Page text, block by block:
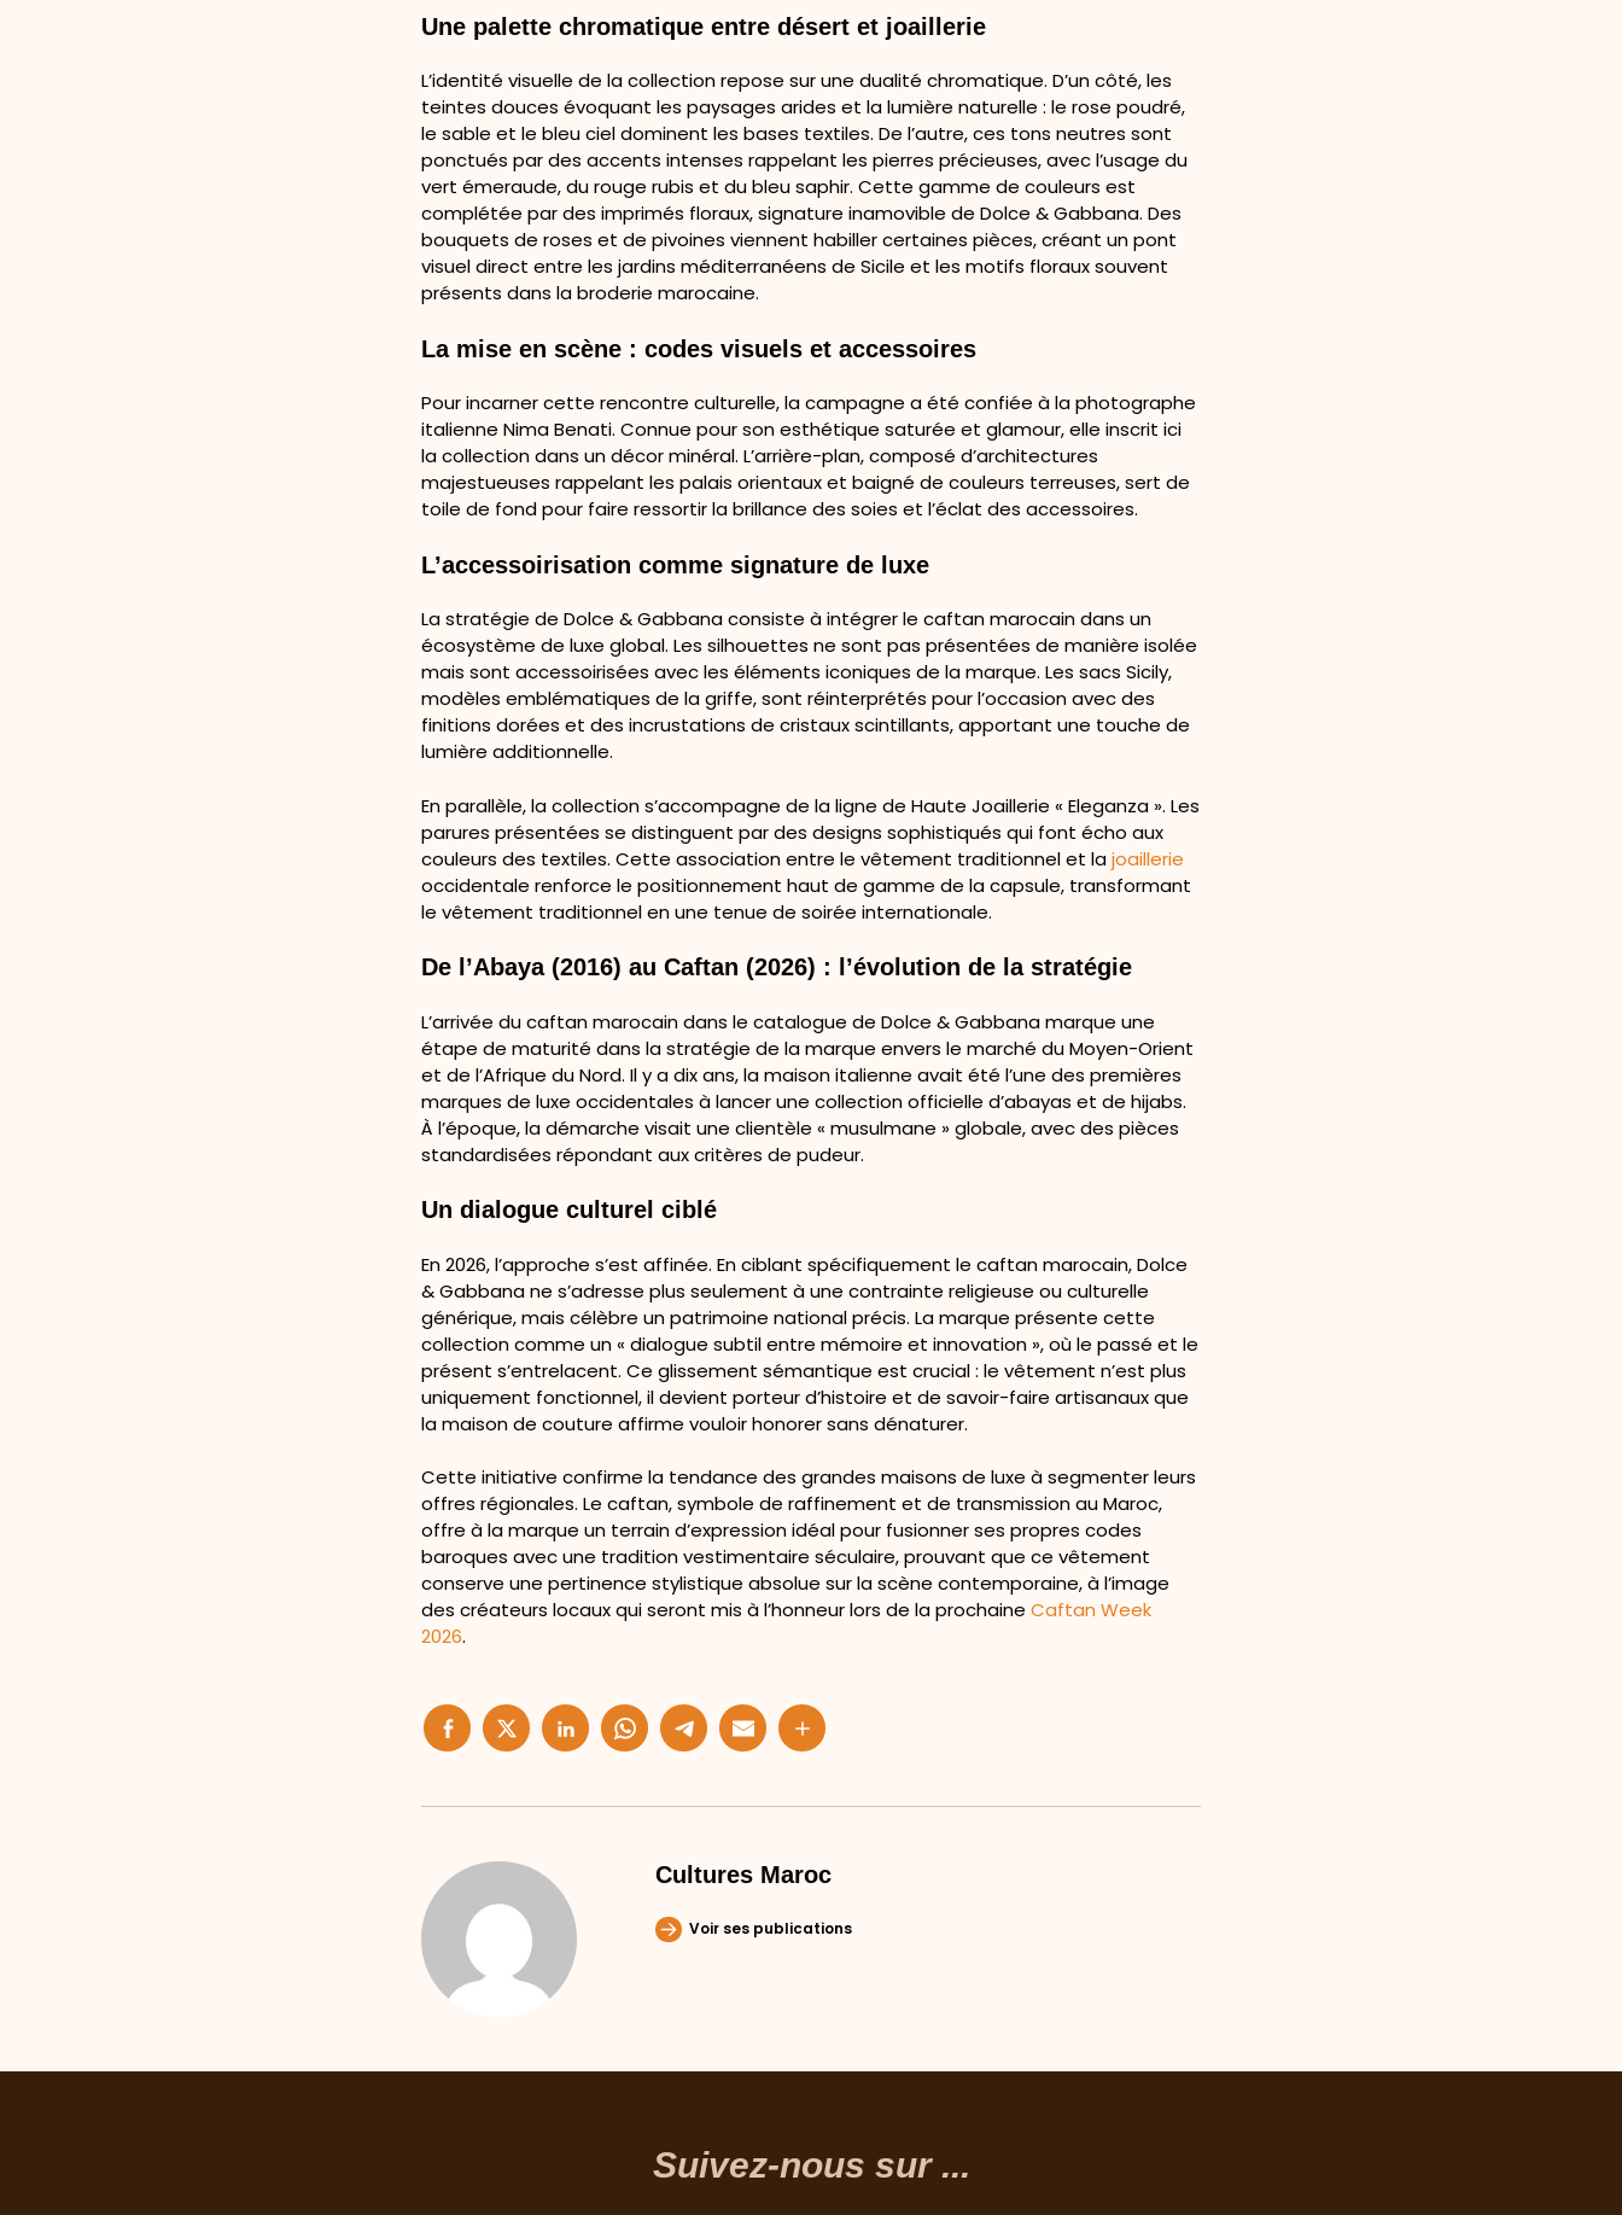
Une palette chromatique entre désert et joaillerie
L’identité visuelle de la collection repose sur une dualité chromatique. D’un côté, les
teintes douces évoquant les paysages arides et la lumière naturelle : le rose poudré,
le sable et le bleu ciel dominent les bases textiles. De l’autre, ces tons neutres sont
ponctués par des accents intenses rappelant les pierres précieuses, avec l’usage du
vert émeraude, du rouge rubis et du bleu saphir. Cette gamme de couleurs est
complétée par des imprimés floraux, signature inamovible de Dolce & Gabbana. Des
bouquets de roses et de pivoines viennent habiller certaines pièces, créant un pont
visuel direct entre les jardins méditerranéens de Sicile et les motifs floraux souvent
présents dans la broderie marocaine.
La mise en scène : codes visuels et accessoires
Pour incarner cette rencontre culturelle, la campagne a été confiée à la photographe
italienne Nima Benati. Connue pour son esthétique saturée et glamour, elle inscrit ici
la collection dans un décor minéral. L’arrière-plan, composé d’architectures
majestueuses rappelant les palais orientaux et baigné de couleurs terreuses, sert de
toile de fond pour faire ressortir la brillance des soies et l’éclat des accessoires.
L’accessoirisation comme signature de luxe
La stratégie de Dolce & Gabbana consiste à intégrer le caftan marocain dans un
écosystème de luxe global. Les silhouettes ne sont pas présentées de manière isolée
mais sont accessoirisées avec les éléments iconiques de la marque. Les sacs Sicily,
modèles emblématiques de la griffe, sont réinterprétés pour l’occasion avec des
finitions dorées et des incrustations de cristaux scintillants, apportant une touche de
lumière additionnelle.
En parallèle, la collection s’accompagne de la ligne de Haute Joaillerie « Eleganza ». Les
parures présentées se distinguent par des designs sophistiqués qui font écho aux
couleurs des textiles. Cette association entre le vêtement traditionnel et lajoaillerie
occidentale renforce le positionnement haut de gamme de la capsule, transformant
le vêtement traditionnel en une tenue de soirée internationale.
De l’Abaya (2016) au Caftan (2026) : l’évolution de la stratégie
L’arrivée du caftan marocain dans le catalogue de Dolce & Gabbana marque une
étape de maturité dans la stratégie de la marque envers le marché du Moyen-Orient
et de l’Afrique du Nord. Il y a dix ans, la maison italienne avait été l’une des premières
marques de luxe occidentales à lancer une collection officielle d’abayas et de hijabs.
À l’époque, la démarche visait une clientèle « musulmane » globale, avec des pièces
standardisées répondant aux critères de pudeur.
Un dialogue culturel ciblé
En 2026, l’approche s’est affinée. En ciblant spécifiquement le caftan marocain, Dolce
& Gabbana ne s’adresse plus seulement à une contrainte religieuse ou culturelle
générique, mais célèbre un patrimoine national précis. La marque présente cette
collection comme un « dialogue subtil entre mémoire et innovation », où le passé et le
présent s’entrelacent. Ce glissement sémantique est crucial : le vêtement n’est plus
uniquement fonctionnel, il devient porteur d’histoire et de savoir-faire artisanaux que
la maison de couture affirme vouloir honorer sans dénaturer.
Cette initiative confirme la tendance des grandes maisons de luxe à segmenter leurs
offres régionales. Le caftan, symbole de raffinement et de transmission au Maroc,
offre à la marque un terrain d’expression idéal pour fusionner ses propres codes
baroques avec une tradition vestimentaire séculaire, prouvant que ce vêtement
conserve une pertinence stylistique absolue sur la scène contemporaine, à l’image
des créateurs locaux qui seront mis à l’honneur lors de la prochaineCaftan Week
2026.
Cultures Maroc
Voir ses publications
Suivez-nous sur ...